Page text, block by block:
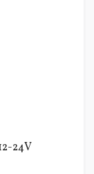
24V